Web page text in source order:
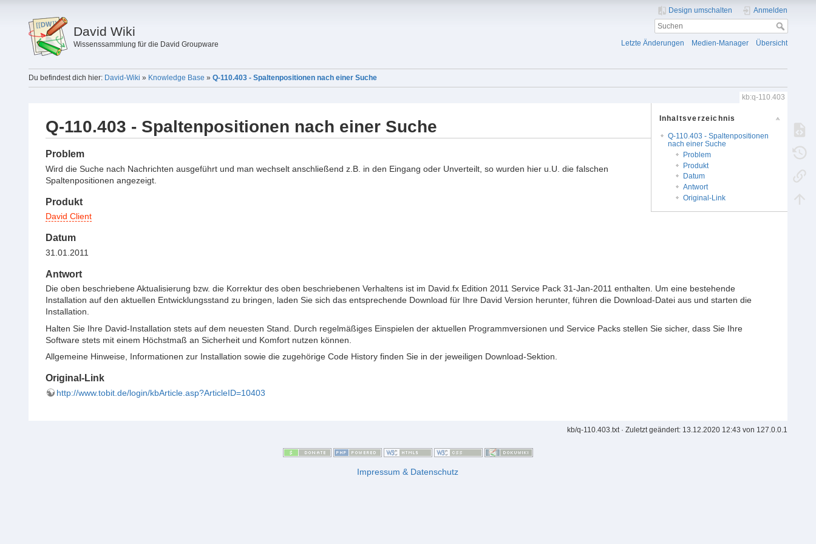
David Wiki
Wissenssammlung für die David Groupware
Design umschalten Anmelden
Letzte Änderungen Medien-Manager Übersicht
Du befindest dich hier: David-Wiki » Knowledge Base » Q-110.403 - Spaltenpositionen nach einer Suche
kb:q-110.403
Inhaltsverzeichnis
Q-110.403 - Spaltenpositionen
nach einer Suche
Problem
Produkt
Datum
Antwort
Original-Link
Q-110.403 - Spaltenpositionen nach einer Suche
Problem
Wird die Suche nach Nachrichten ausgeführt und man wechselt anschließend z.B. in den Eingang oder Unverteilt, so wurden hier u.U. die falschen
Spaltenpositionen angezeigt.
Produkt
David Client
Datum
31.01.2011
Antwort
Die oben beschriebene Aktualisierung bzw. die Korrektur des oben beschriebenen Verhaltens ist im David.fx Edition 2011 Service Pack 31-Jan-2011 enthalten. Um eine bestehende
Installation auf den aktuellen Entwicklungsstand zu bringen, laden Sie sich das entsprechende Download für Ihre David Version herunter, führen die Download-Datei aus und starten die
Installation.
Halten Sie Ihre David-Installation stets auf dem neuesten Stand. Durch regelmäßiges Einspielen der aktuellen Programmversionen und Service Packs stellen Sie sicher, dass Sie Ihre
Software stets mit einem Höchstmaß an Sicherheit und Komfort nutzen können.
Allgemeine Hinweise, Informationen zur Installation sowie die zugehörige Code History finden Sie in der jeweiligen Download-Sektion.
Original-Link
http://www.tobit.de/login/kbArticle.asp?ArticleID=10403
kb/q-110.403.txt· Zuletzt geändert: 13.12.2020 12:43 von 127.0.0.1
Impressum & Datenschutz